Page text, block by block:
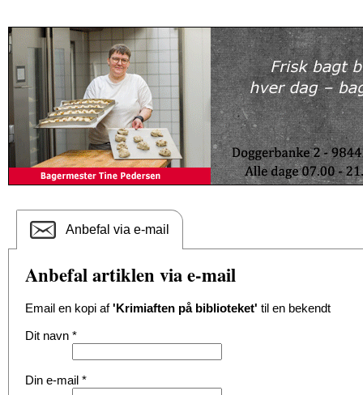
Anbefal via e-mail
Anbefal artiklen via e-mail
Email en kopi af'Krimiaften på biblioteket' til en bekendt
Dit navn *
Din e-mail *